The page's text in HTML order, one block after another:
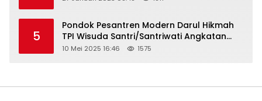
5
Pondok Pesantren Modern Darul Hikmah
TPI Wisuda Santri/Santriwati Angkatan
XXXIII
10 Mei 2025 16:46 1575